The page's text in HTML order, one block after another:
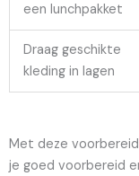
een lunchpakket
Draag geschikte
kleding in lagen
Met deze
je goed voorbereid